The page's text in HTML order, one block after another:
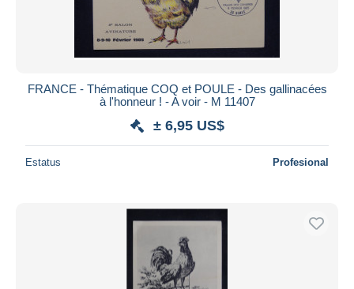
FRANCE - Thématique COQ et POULE - Des gallinacées
à l'honneur ! - A voir - M 11407
± 6,95 US$
Estatus Profesional